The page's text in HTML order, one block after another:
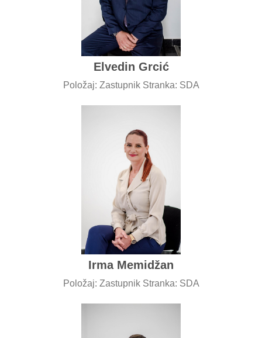
Elvedin Grcić
Položaj: Zastupnik Stranka: SDA
Irma Memidžan
Položaj: Zastupnik Stranka: SDA